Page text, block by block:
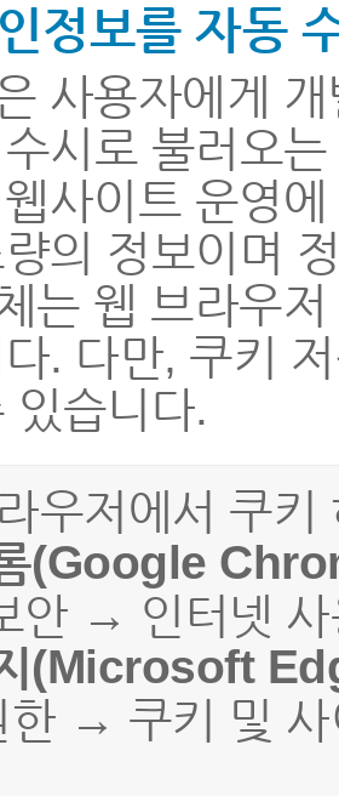
정보를 자동
사용자에게 개
시로 불러오
사이트 운영에
의 정보이며
는 웹 브라우저
. 다만, 쿠키
있습니다.
우저에서 쿠키
(Google
안 → 인터넷 사
(Microsoft
한 → 쿠키 및